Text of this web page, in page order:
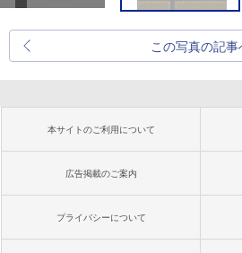
この写真の記事
本サイトのご利用について
広告掲載のご案内
プライバシーについて